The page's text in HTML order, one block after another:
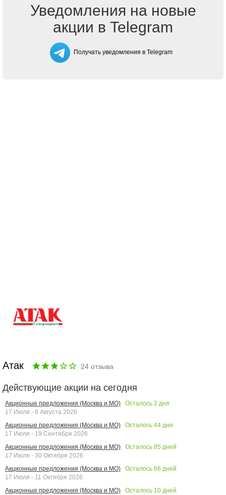
Уведомления на новые
акции в Telegram
Получать уведомления в Telegram
Атак 24 отзыва
Действующие акции на сегодня
Акционные предложения (Москва и МО) Осталось 2 дня
17 Июля - 8 Августа 2026
Акционные предложения (Москва и МО)
Осталось 44 дня
17 Июля - 19 Сентября 2026
Акционные предложения (Москва и МО)
Осталось 85 дней
17 Июля - 30 Октября 2026
Акционные предложения (Москва и МО)
Осталось 66 дней
17 Июля - 11 Октября 2026
Акционные предложения (Москва и МО)
Осталось 10 дней